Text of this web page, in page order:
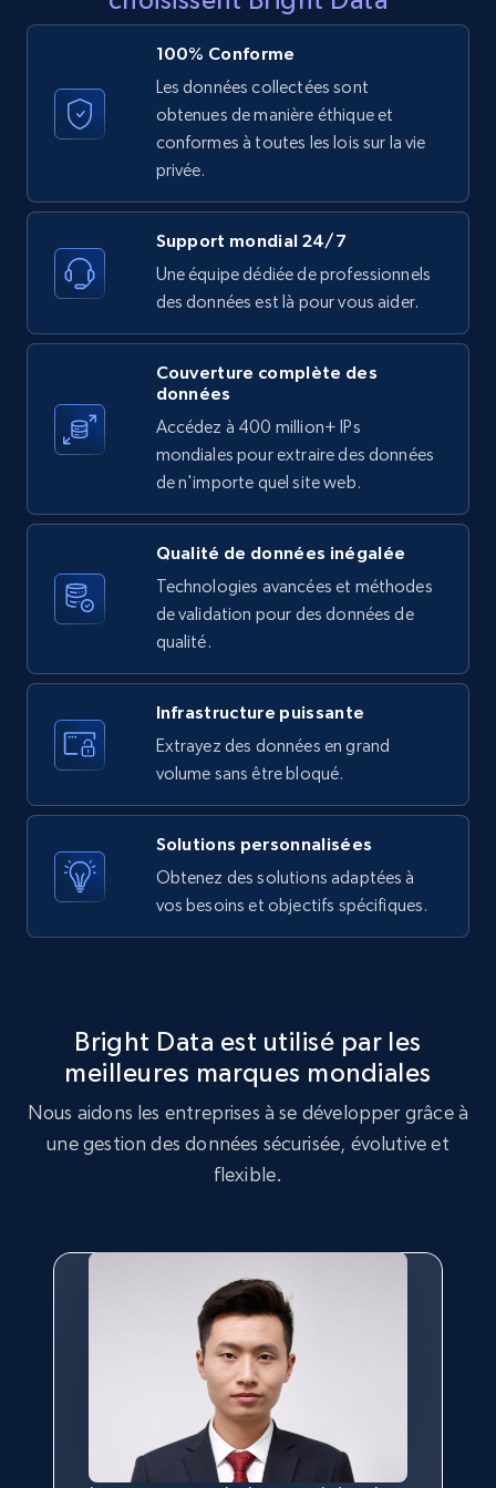
price, and more.
1.9K+ 323+ Essai gratuit
URL, Product id, Listing inventory id, Title, Rating,
Reviews count shop, Reviews count item, Initial
price, and more.
323+ Essai gratuit
Etsy - Collects data from shop's URL
URL, Product id, Listing inventory id, Title, Rating,
price, and more.
1.9K+ 323+ Essai gratuit
Amazon products search
Asin, URL, Name, Sponsored, Initial price, Final
price, Currency, Sold, and more.
181+ Essai gratuit
and more.
URL, Product id, Title, Product description,
Rating, Reviews count, Initial price, Discount,
175+
Target - Discover products by category url
100% Conforme
Les données collectées sont
obtenues de manière éthique et
conformes à toutes les lois sur la vie
privée.
Support mondial 24/7
Une équipe dédiée de professionnels
des données est là pour vous aider.
Couverture complète des
données
Accédez à 400 million+ IPs
mondiales pour extraire des données
de n'importe quel site web.
Qualité de données inégalée
Technologies avancées et méthodes
de validation pour des données de
qualité.
Infrastructure puissante
Extrayez des données en grand
volume sans être bloqué.
Solutions personnalisées
Obtenez des solutions adaptées à
vos besoins et objectifs spécifiques.
Bright Data est utilisé par les
meilleures marques mondiales
Nous aidons les entreprises à se développer grâce à
une gestion des données sécurisée, évolutive et
flexible.